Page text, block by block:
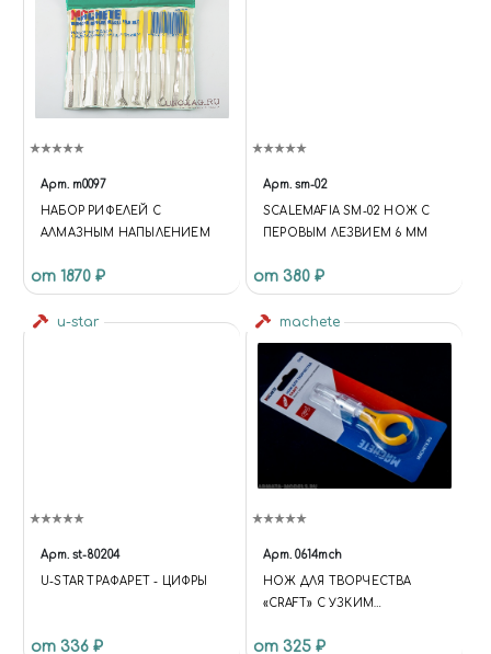
Арт. m0097
НАБОР РИФЕЛЕЙ С
АЛМАЗНЫМ НАПЫЛЕНИЕМ
от 1870 ₽
Арт. sm-02
SCALEMAFIA SM-02 НОЖ С
ПЕРОВЫМ ЛЕЗВИЕМ 6 ММ
от 380 ₽
u-star
Арт. st-80204
U-STAR ТРАФАРЕТ - ЦИФРЫ
от 336 ₽
machete
Арт. 0614mch
НОЖ ДЛЯ ТВОРЧЕСТВА
«CRAFT» С УЗКИМ
от 325 ₽